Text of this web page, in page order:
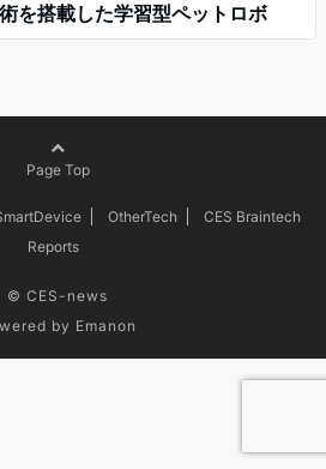
を搭載した学習型ペットロボ
Page Top
OtherTech
CES Braintech
Reports
© CES-news
by Emanon